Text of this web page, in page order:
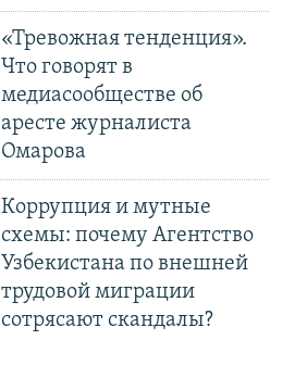
«Тревожная тенденция».
Что говорят в
медиасообществе об
аресте журналиста
Омарова
Коррупция и мутные
схемы: почему Агентство
Узбекистана по внешней
трудовой миграции
сотрясают скандалы?